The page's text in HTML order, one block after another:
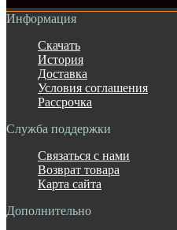
Информация
Скачать
История
Доставка
Условия соглашения
Рассрочка
Служба поддержки
Связаться с нами
Возврат товара
Карта сайта
Дополнительно